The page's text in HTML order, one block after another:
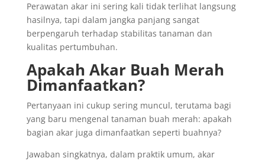
Perawatan akar ini sering kali tidak terlihat langsung
hasilnya, tapi dalam jangka panjang sangat
berpengaruh terhadap stabilitas tanaman dan
kualitas pertumbuhan.
Apakah Akar Buah Merah
Dimanfaatkan?
Pertanyaan ini cukup sering muncul, terutama bagi
yang baru mengenal tanaman buah merah: apakah
bagian akar juga dimanfaatkan seperti buahnya?
Jawaban singkatnya, dalam praktik umum, akar